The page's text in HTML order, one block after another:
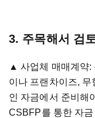
3. 주목해서 검
▲ 사업체 매매계약:
이나 프랜차이즈,
인 자금에서 준비해
CSBFP를 통한 자